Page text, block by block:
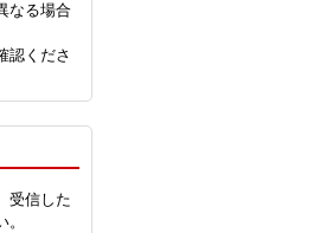
なる場合
認くださ
受信した